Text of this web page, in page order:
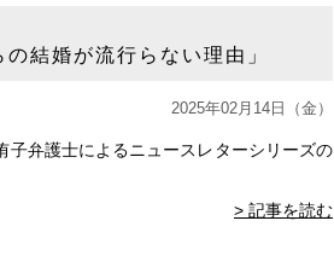
結婚が流行らない理由」
2025年02月14日（金）
弁護士によるニュースレターシリーズの
> 記事を読む